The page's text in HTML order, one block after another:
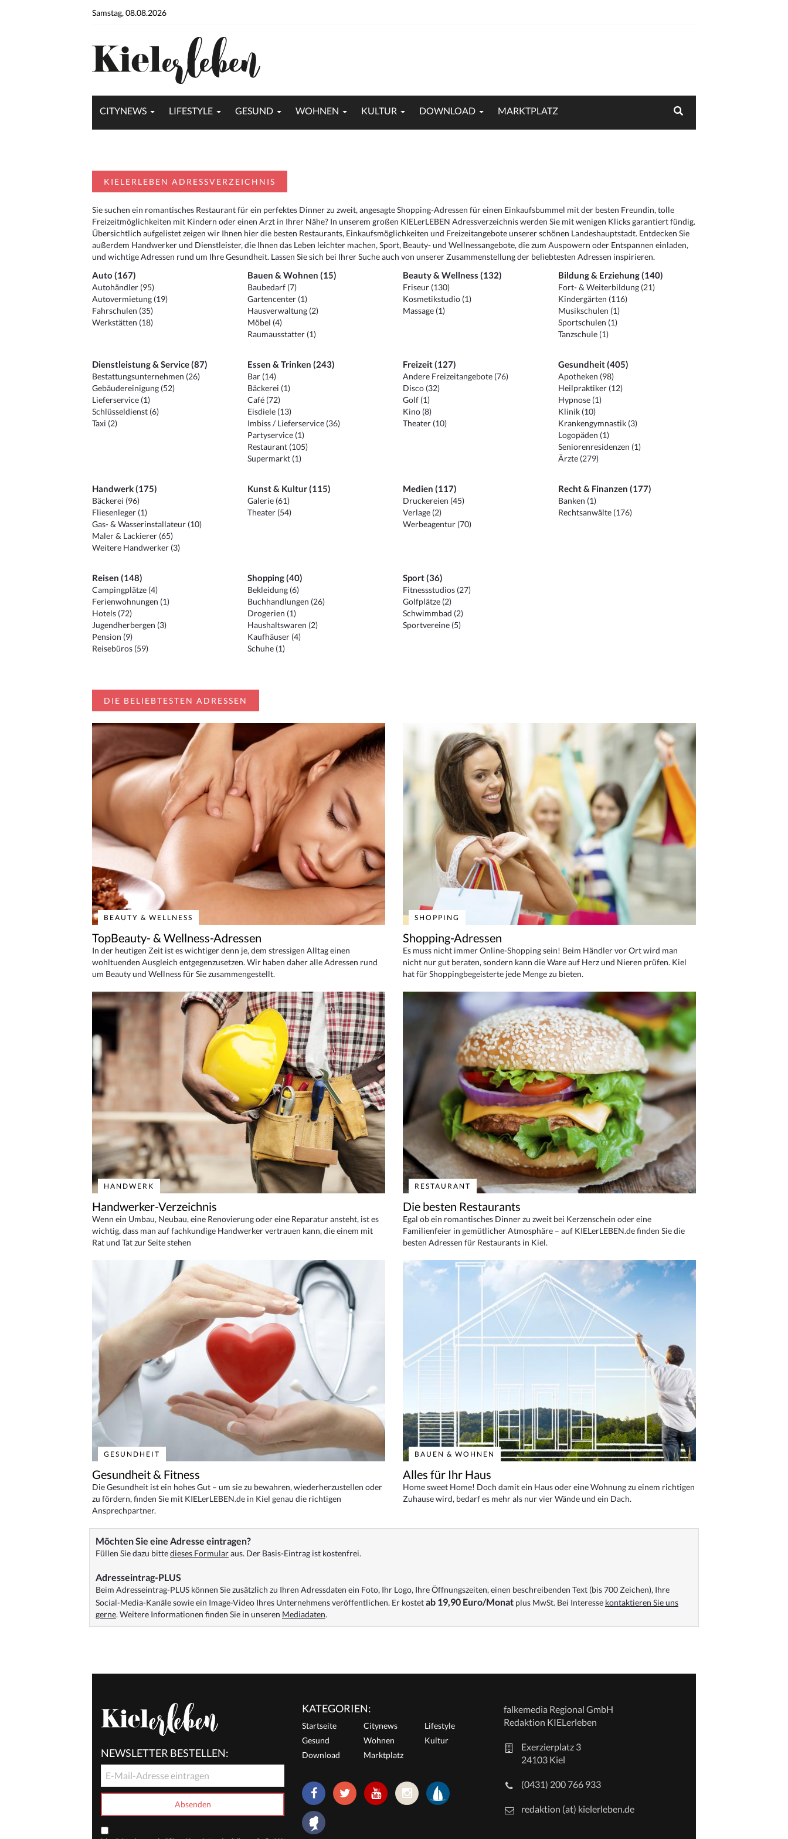
Samstag, 08.08.2026
CITYNEWS LIFESTYLE GESUND WOHNEN KULTUR DOWNLOAD MARKTPLATZ
KIELERLEBEN ADRESSVERZEICHNIS
Sie suchen ein romantisches Restaurant für ein perfektes Dinner zu zweit, angesagte Shopping-Adressen für einen Einkaufsbummel mit der besten Freundin, tolle
Freizeitmöglichkeiten mit Kindern oder einen Arzt in Ihrer Nähe? In unserem großen KIELerLEBEN Adressverzeichnis werden Sie mit wenigen Klicks garantiert fündig.
Übersichtlich aufgelistet zeigen wir Ihnen hier die besten Restaurants, Einkaufsmöglichkeiten und Freizeitangebote unserer schönen Landeshauptstadt. Entdecken Sie
außerdem Handwerker und Dienstleister, die Ihnen das Leben leichter machen, Sport, Beauty- und Wellnessangebote, die zum Auspowern oder Entspannen einladen,
und wichtige Adressen rund um Ihre Gesundheit. Lassen Sie sich bei Ihrer Suche auch von unserer Zusammenstellung der beliebtesten Adressen inspirieren.
Auto (167)
Autohändler (95)
Autovermietung (19)
Fahrschulen (35)
Werkstätten (18)
Bauen & Wohnen (15)
Baubedarf (7)
Gartencenter (1)
Hausverwaltung (2)
Möbel (4)
Raumausstatter (1)
Beauty & Wellness (132)
Friseur (130)
Kosmetikstudio (1)
Massage (1)
Bildung & Erziehung (140)
Fort- & Weiterbildung (21)
Kindergärten (116)
Musikschulen (1)
Sportschulen (1)
Tanzschule (1)
Dienstleistung & Service (87)
Bestattungsunternehmen (26)
Gebäudereinigung (52)
Lieferservice (1)
Schlüsseldienst (6)
Taxi (2)
Essen & Trinken (243)
Bar (14)
Bäckerei (1)
Café (72)
Eisdiele (13)
Imbiss / Lieferservice (36)
Partyservice (1)
Restaurant (105)
Supermarkt (1)
Freizeit (127)
Andere Freizeitangebote (76)
Disco (32)
Golf (1)
Kino (8)
Theater (10)
Gesundheit (405)
Apotheken (98)
Heilpraktiker (12)
Hypnose (1)
Klinik (10)
Krankengymnastik (3)
Logopäden (1)
Seniorenresidenzen (1)
Ärzte (279)
Handwerk (175)
Bäckerei (96)
Fliesenleger (1)
Gas- & Wasserinstallateur (10)
Maler & Lackierer (65)
Weitere Handwerker (3)
Kunst & Kultur (115)
Galerie (61)
Theater (54)
Medien (117)
Druckereien (45)
Verlage (2)
Werbeagentur (70)
Recht & Finanzen (177)
Banken (1)
Rechtsanwälte (176)
Reisen (148)
Campingplätze (4)
Ferienwohnungen (1)
Hotels (72)
Jugendherbergen (3)
Pension (9)
Reisebüros (59)
Shopping (40)
Bekleidung (6)
Buchhandlungen (26)
Drogerien (1)
Haushaltswaren (2)
Kaufhäuser (4)
Schuhe (1)
Sport (36)
Fitnessstudios (27)
Golfplätze (2)
Schwimmbad (2)
Sportvereine (5)
DIE BELIEBTESTEN ADRESSEN
BEAUTY & WELLNESS
TopBeauty- & Wellness-Adressen
In der heutigen Zeit ist es wichtiger denn je, dem stressigen Alltag einen
wohltuenden Ausgleich entgegenzusetzen. Wir haben daher alle Adressen rund
um Beauty und Wellness für Sie zusammengestellt.
SHOPPING
Shopping-Adressen
Es muss nicht immer Online-Shopping sein! Beim Händler vor Ort wird man
nicht nur gut beraten, sondern kann die Ware auf Herz und Nieren prüfen. Kiel
hat für Shoppingbegeisterte jede Menge zu bieten.
HANDWERK
Handwerker-Verzeichnis
Wenn ein Umbau, Neubau, eine Renovierung oder eine Reparatur ansteht, ist es
wichtig, dass man auf fachkundige Handwerker vertrauen kann, die einem mit
Rat und Tat zur Seite stehen
RESTAURANT
Die besten Restaurants
Egal ob ein romantisches Dinner zu zweit bei Kerzenschein oder eine
Familienfeier in gemütlicher Atmosphäre – auf KIELerLEBEN.de finden Sie die
besten Adressen für Restaurants in Kiel.
GESUNDHEIT
Gesundheit & Fitness
Die Gesundheit ist ein hohes Gut – um sie zu bewahren, wiederherzustellen oder
zu fördern, finden Sie mit KIELerLEBEN.de in Kiel genau die richtigen
Ansprechpartner.
BAUEN & WOHNEN
Alles für Ihr Haus
Home sweet Home! Doch damit ein Haus oder eine Wohnung zu einem richtigen
Zuhause wird, bedarf es mehr als nur vier Wände und ein Dach.
Möchten Sie eine Adresse eintragen?
Füllen Sie dazu bittedieses Formularaus. Der Basis-Eintrag ist kostenfrei.
Adresseintrag-PLUS
Beim Adresseintrag-PLUS können Sie zusätzlich zu Ihren Adressdaten ein Foto, Ihr Logo, Ihre Öffnungszeiten, einen beschreibenden Text (bis 700 Zeichen), Ihre
Social-Media-Kanäle sowie ein Image-Video Ihres Unternehmens veröffentlichen. Er kostetab 19,90 Euro/Monat plus MwSt. Bei Interesse kontaktieren Sie uns
gerne. Weitere Informationen finden Sie in unseren Mediadaten.
NEWSLETTER BESTELLEN:
KATEGORIEN:
Startseite Citynews
Lifestyle
Gesund
Wohnen
Kultur
Download
Marktplatz
falkemedia Regional GmbH
Redaktion KIELerleben
Exerzierplatz 3
24103 Kiel
(0431) 200 766 933
redaktion (at) kielerleben.de